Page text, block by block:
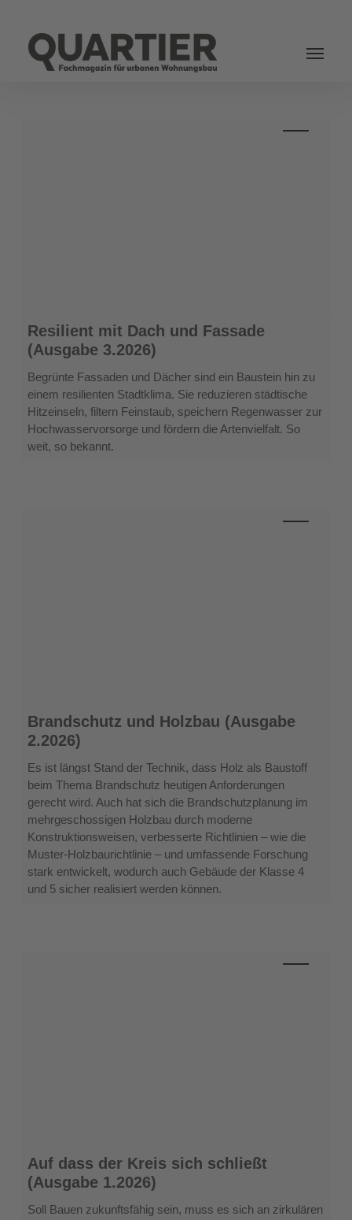
Resilient
mit
Dach
und
Fassade
(Ausgabe
3.2026)
Resilient mit Dach und Fassade
(Ausgabe 3.2026)
Begrünte Fassaden und Dächer sind ein Baustein hin zu
einem resilienten Stadtklima. Sie reduzieren städtische
Hitzeinseln, filtern Feinstaub, speichern Regenwasser zur
Hochwasservorsorge und fördern die Artenvielfalt. So
weit, so bekannt.
Brandschutz
und
Holzbau
(Ausgabe
2.2026)
Brandschutz und Holzbau (Ausgabe
2.2026)
Es ist längst Stand der Technik, dass Holz als Baustoff
beim Thema Brandschutz heutigen Anforderungen
gerecht wird. Auch hat sich die Brandschutzplanung im
mehrgeschossigen Holzbau durch moderne
Konstruktionsweisen, verbesserte Richtlinien – wie die
Muster-Holzbaurichtlinie – und umfassende Forschung
stark entwickelt, wodurch auch Gebäude der Klasse 4
und 5 sicher realisiert werden können.
Auf
dass
der
Kreis
Auf dass der Kreis sich schließt
(Ausgabe 1.2026)
Soll Bauen zukunftsfähig sein, muss es sich an zirkulären